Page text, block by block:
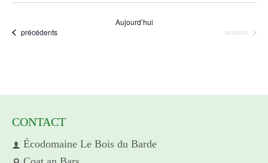
Évènements
précédents
Aujourd’hui
Évènements
suivants
CONTACT
Écodomaine Le Bois du Barde